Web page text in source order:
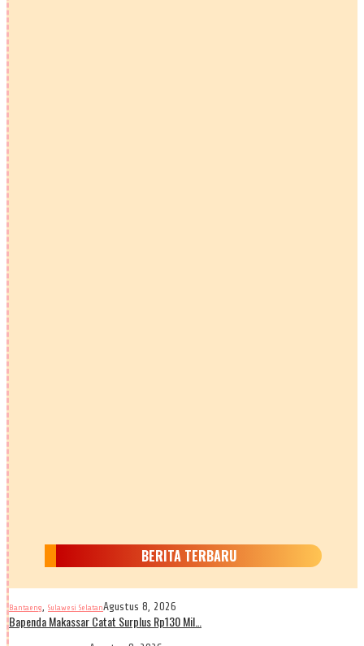
BERITA TERBARU
Bantaeng, Sulawesi SelatanAgustus 8, 2026
Bapenda Makassar Catat Surplus Rp130 Mil…